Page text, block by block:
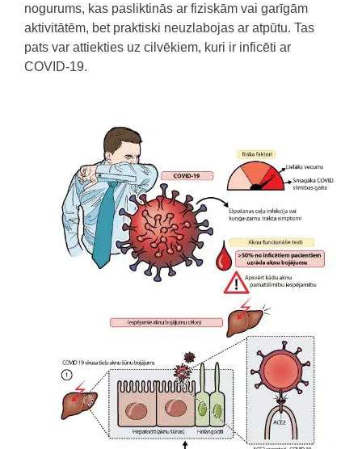
nogurums, kas pasliktinās ar fiziskām vai garīgām
aktivitātēm, bet praktiski neuzlabojas ar atpūtu. Tas
pats var attiekties uz cilvēkiem, kuri ir inficēti ar
COVID-19.